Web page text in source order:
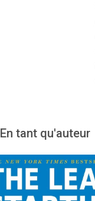
En tant qu'auteur